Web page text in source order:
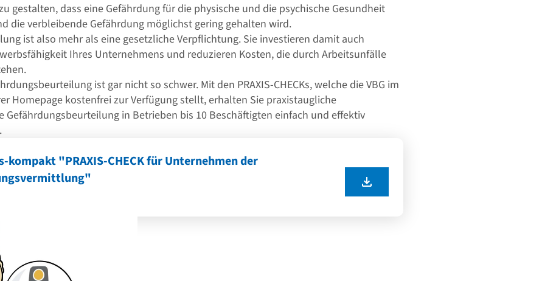
gestalten, dass eine Gefährdung für die physische und die psychische Gesundheit
die verbleibende Gefährdung möglichst gering gehalten wird.
ist also mehr als eine gesetzliche Verpflichtung. Sie investieren damit auch
Ihres Unternehmens und reduzieren Kosten, die durch Arbeitsunfälle
ist gar nicht so schwer. Mit den PRAXIS-CHECKs, welche die VBG im
Homepage kostenfrei zur Verfügung stellt, erhalten Sie praxistaugliche
Gefährdungsbeurteilung in Betrieben bis 10 Beschäftigten einfach und effektiv
kompakt "PRAXIS-CHECK für Unternehmen der